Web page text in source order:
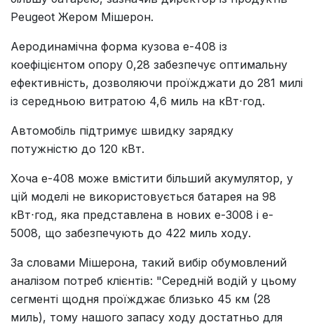
Peugeot Жером Мішерон.
Аеродинамічна форма кузова e-408 із
коефіцієнтом опору 0,28 забезпечує оптимальну
ефективність, дозволяючи проїжджати до 281 милі
із середньою витратою 4,6 миль на кВт⋅год.
Автомобіль підтримує швидку зарядку
потужністю до 120 кВт.
Хоча e-408 може вмістити більший акумулятор, у
цій моделі не використовується батарея на 98
кВт⋅год, яка представлена в нових e-3008 і e-
5008, що забезпечують до 422 миль ходу.
За словами Мішерона, такий вибір обумовлений
аналізом потреб клієнтів: "Середній водій у цьому
сегменті щодня проїжджає близько 45 км (28
миль), тому нашого запасу ходу достатньо для